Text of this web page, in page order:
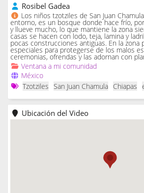
Rosibel Gadea
Los niños tzotziles de San Juan
entorno, es un bosque donde hace frío,
y llueve mucho, lo que mantiene la zona
casas se hacen con lodo, teja, lamina y
pocas construcciones antiguas. En la zona
especiales para protegerse de los malos
ceremonias, ofrendas y las adornan con
Ventana a mi comunidad
México
Tzotziles
San Juan Chamula Chiapas
Ubicación del Video